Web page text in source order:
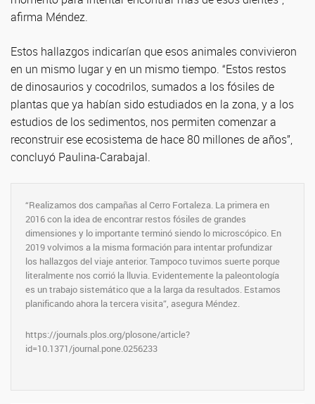
afirma Méndez.
Estos hallazgos indicarían que esos animales convivieron
en un mismo lugar y en un mismo tiempo. “Estos restos
de dinosaurios y cocodrilos, sumados a los fósiles de
plantas que ya habían sido estudiados en la zona, y a los
estudios de los sedimentos, nos permiten comenzar a
reconstruir ese ecosistema de hace 80 millones de años”,
concluyó Paulina-Carabajal.
“Realizamos dos campañas al Cerro Fortaleza. La primera en
2016 con la idea de encontrar restos fósiles de grandes
dimensiones y lo importante terminó siendo lo microscópico. En
2019 volvimos a la misma formación para intentar profundizar
los hallazgos del viaje anterior. Tampoco tuvimos suerte porque
literalmente nos corrió la lluvia. Evidentemente la paleontología
es un trabajo sistemático que a la larga da resultados. Estamos
planificando ahora la tercera visita”, asegura Méndez.
https://journals.plos.org/plosone/article?
id=10.1371/journal.pone.0256233